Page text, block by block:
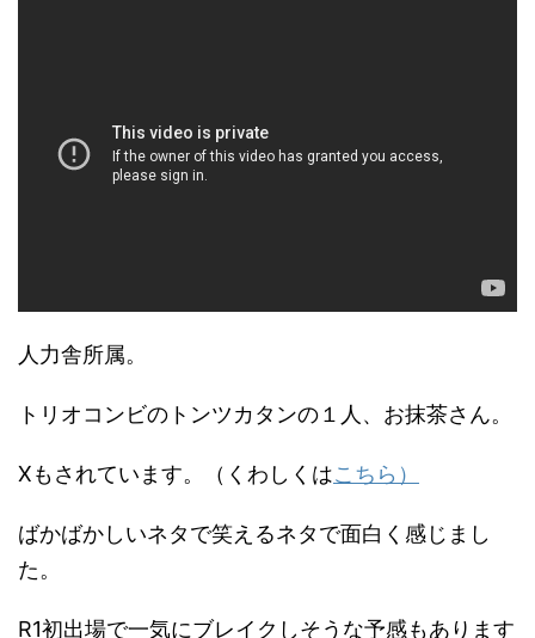
人力舎所属。
トリオコンビのトンツカタンの１人、お抹茶さん。
Xもされています。（くわしくはこちら）
ばかばかしいネタで笑えるネタで面白く感じまし
た。
R1初出場で一気にブレイクしそうな予感もあります